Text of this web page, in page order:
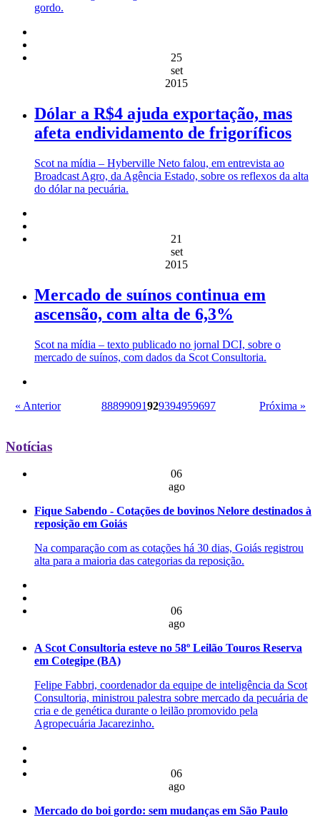
gordo.
25
set
2015
Dólar a R$4 ajuda exportação, mas
afeta endividamento de frigoríficos
Scot na mídia – Hyberville Neto falou, em entrevista ao
Broadcast Agro, da Agência Estado, sobre os reflexos da alta
do dólar na pecuária.
21
set
2015
Mercado de suínos continua em
ascensão, com alta de 6,3%
Scot na mídia – texto publicado no jornal DCI, sobre o
mercado de suínos, com dados da Scot Consultoria.
« Anterior 88899091929394959697 Próxima »
Notícias
06
ago
Fique Sabendo - Cotações de bovinos Nelore destinados à
reposição em Goiás
Na comparação com as cotações há 30 dias, Goiás registrou
alta para a maioria das categorias da reposição.
06
ago
A Scot Consultoria esteve no 58º Leilão Touros Reserva
em Cotegipe (BA)
Felipe Fabbri, coordenador da equipe de inteligência da Scot
Consultoria, ministrou palestra sobre mercado da pecuária de
cria e de genética durante o leilão promovido pela
Agropecuária Jacarezinho.
06
ago
Mercado do boi gordo: sem mudanças em São Paulo